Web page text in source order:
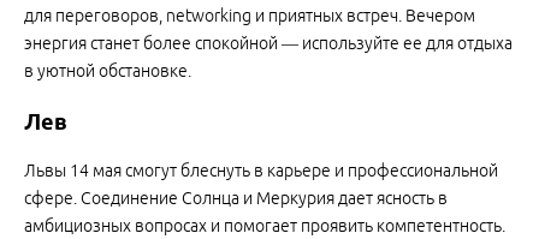
для переговоров, networking и приятных встреч. Вечером
энергия станет более спокойной — используйте ее для отдыха
в уютной обстановке.
Лев
Львы 14 мая смогут блеснуть в карьере и профессиональной
сфере. Соединение Солнца и Меркурия дает ясность в
амбициозных вопросах и помогает проявить компетентность.